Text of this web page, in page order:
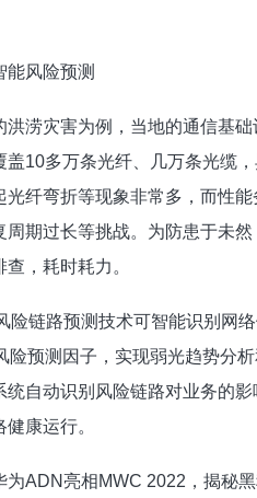
能风险预测
洪涝灾害为例，当地的通信基
盖10多万条光纤、几万条光缆
光纤弯折等现象非常多，而性
周期过长等挑战。为防患于未
，耗时耗力。
险链路预测技术可智能识别网
险预测因子，实现弱光趋势分
统自动识别风险链路对业务的
康运行。
为ADN亮相MWC 2022，揭秘